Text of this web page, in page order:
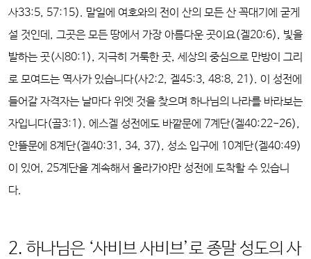
사33:5, 57:15). 말일에 여호와의 전이 산의 모든 산 꼭대기에 굳게
설 것인데, 그곳은 모든 땅에서 가장 아름다운 곳이요(겔20:6), 빛을
발하는 곳(시80:1), 지극히 거룩한 곳, 세상의 중심으로 만방이 그리
로 모여드는 역사가 있습니다(사2:2, 겔45:3, 48:8, 21). 이 성전에
들어갈 자격자는 날마다 위엣 것을 찾으며 하나님의 나라를 바라보는
자입니다(골3:1). 에스겔 성전에도 바깥문에 7계단(겔40:22-26),
안뜰문에 8계단(겔40:31, 34, 37), 성소 입구에 10계단(겔40:49)
이 있어, 25계단을 계속해서 올라가야만 성전에 도착할 수 있습니
다.
2. 하나님은 ‘사비브 사비브’로 종말 성도의 사